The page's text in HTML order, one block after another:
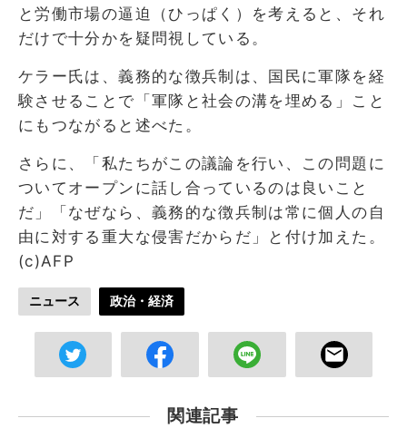
と労働市場の逼迫（ひっぱく）を考えると、それ
だけで十分かを疑問視している。
ケラー氏は、義務的な徴兵制は、国民に軍隊を経
験させることで「軍隊と社会の溝を埋める」こと
にもつながると述べた。
さらに、「私たちがこの議論を行い、この問題に
ついてオープンに話し合っているのは良いこと
だ」「なぜなら、義務的な徴兵制は常に個人の自
由に対する重大な侵害だからだ」と付け加えた。
(c)AFP
ニュース 政治・経済
関連記事